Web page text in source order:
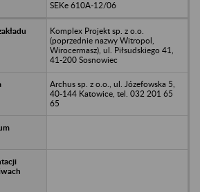
SEKe 610A-12/06
Komplex Projekt sp. z o.o.
(poprzednie nazwy Witropol,
Wirocermasz), ul. Piłsudskiego 41,
41-200 Sosnowiec
Archus sp. z o.o., ul. Józefowska 5,
40-144 Katowice, tel. 032 201 65
65